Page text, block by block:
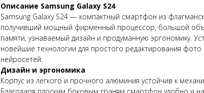
Описание Samsung Galaxy S24
Samsung Galaxy S24 — компактный смартфон из
получивший мощный фирменный процессор, большой
памяти, узнаваемый дизайн и продуманную эргономику.
новейшие технологии для простого редактирования
нейросетей.
Дизайн и эргономика
Корпус из легкого и прочного алюминия устойчив к
Благодаря плоским боковым граням смартфон удобно и